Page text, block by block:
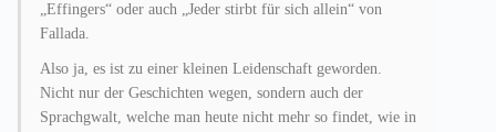
„Effingers“ oder auch „Jeder stirbt für sich allein“ von
Fallada.
Also ja, es ist zu einer kleinen Leidenschaft geworden.
Nicht nur der Geschichten wegen, sondern auch der
Sprachgwalt, welche man heute nicht mehr so findet, wie in